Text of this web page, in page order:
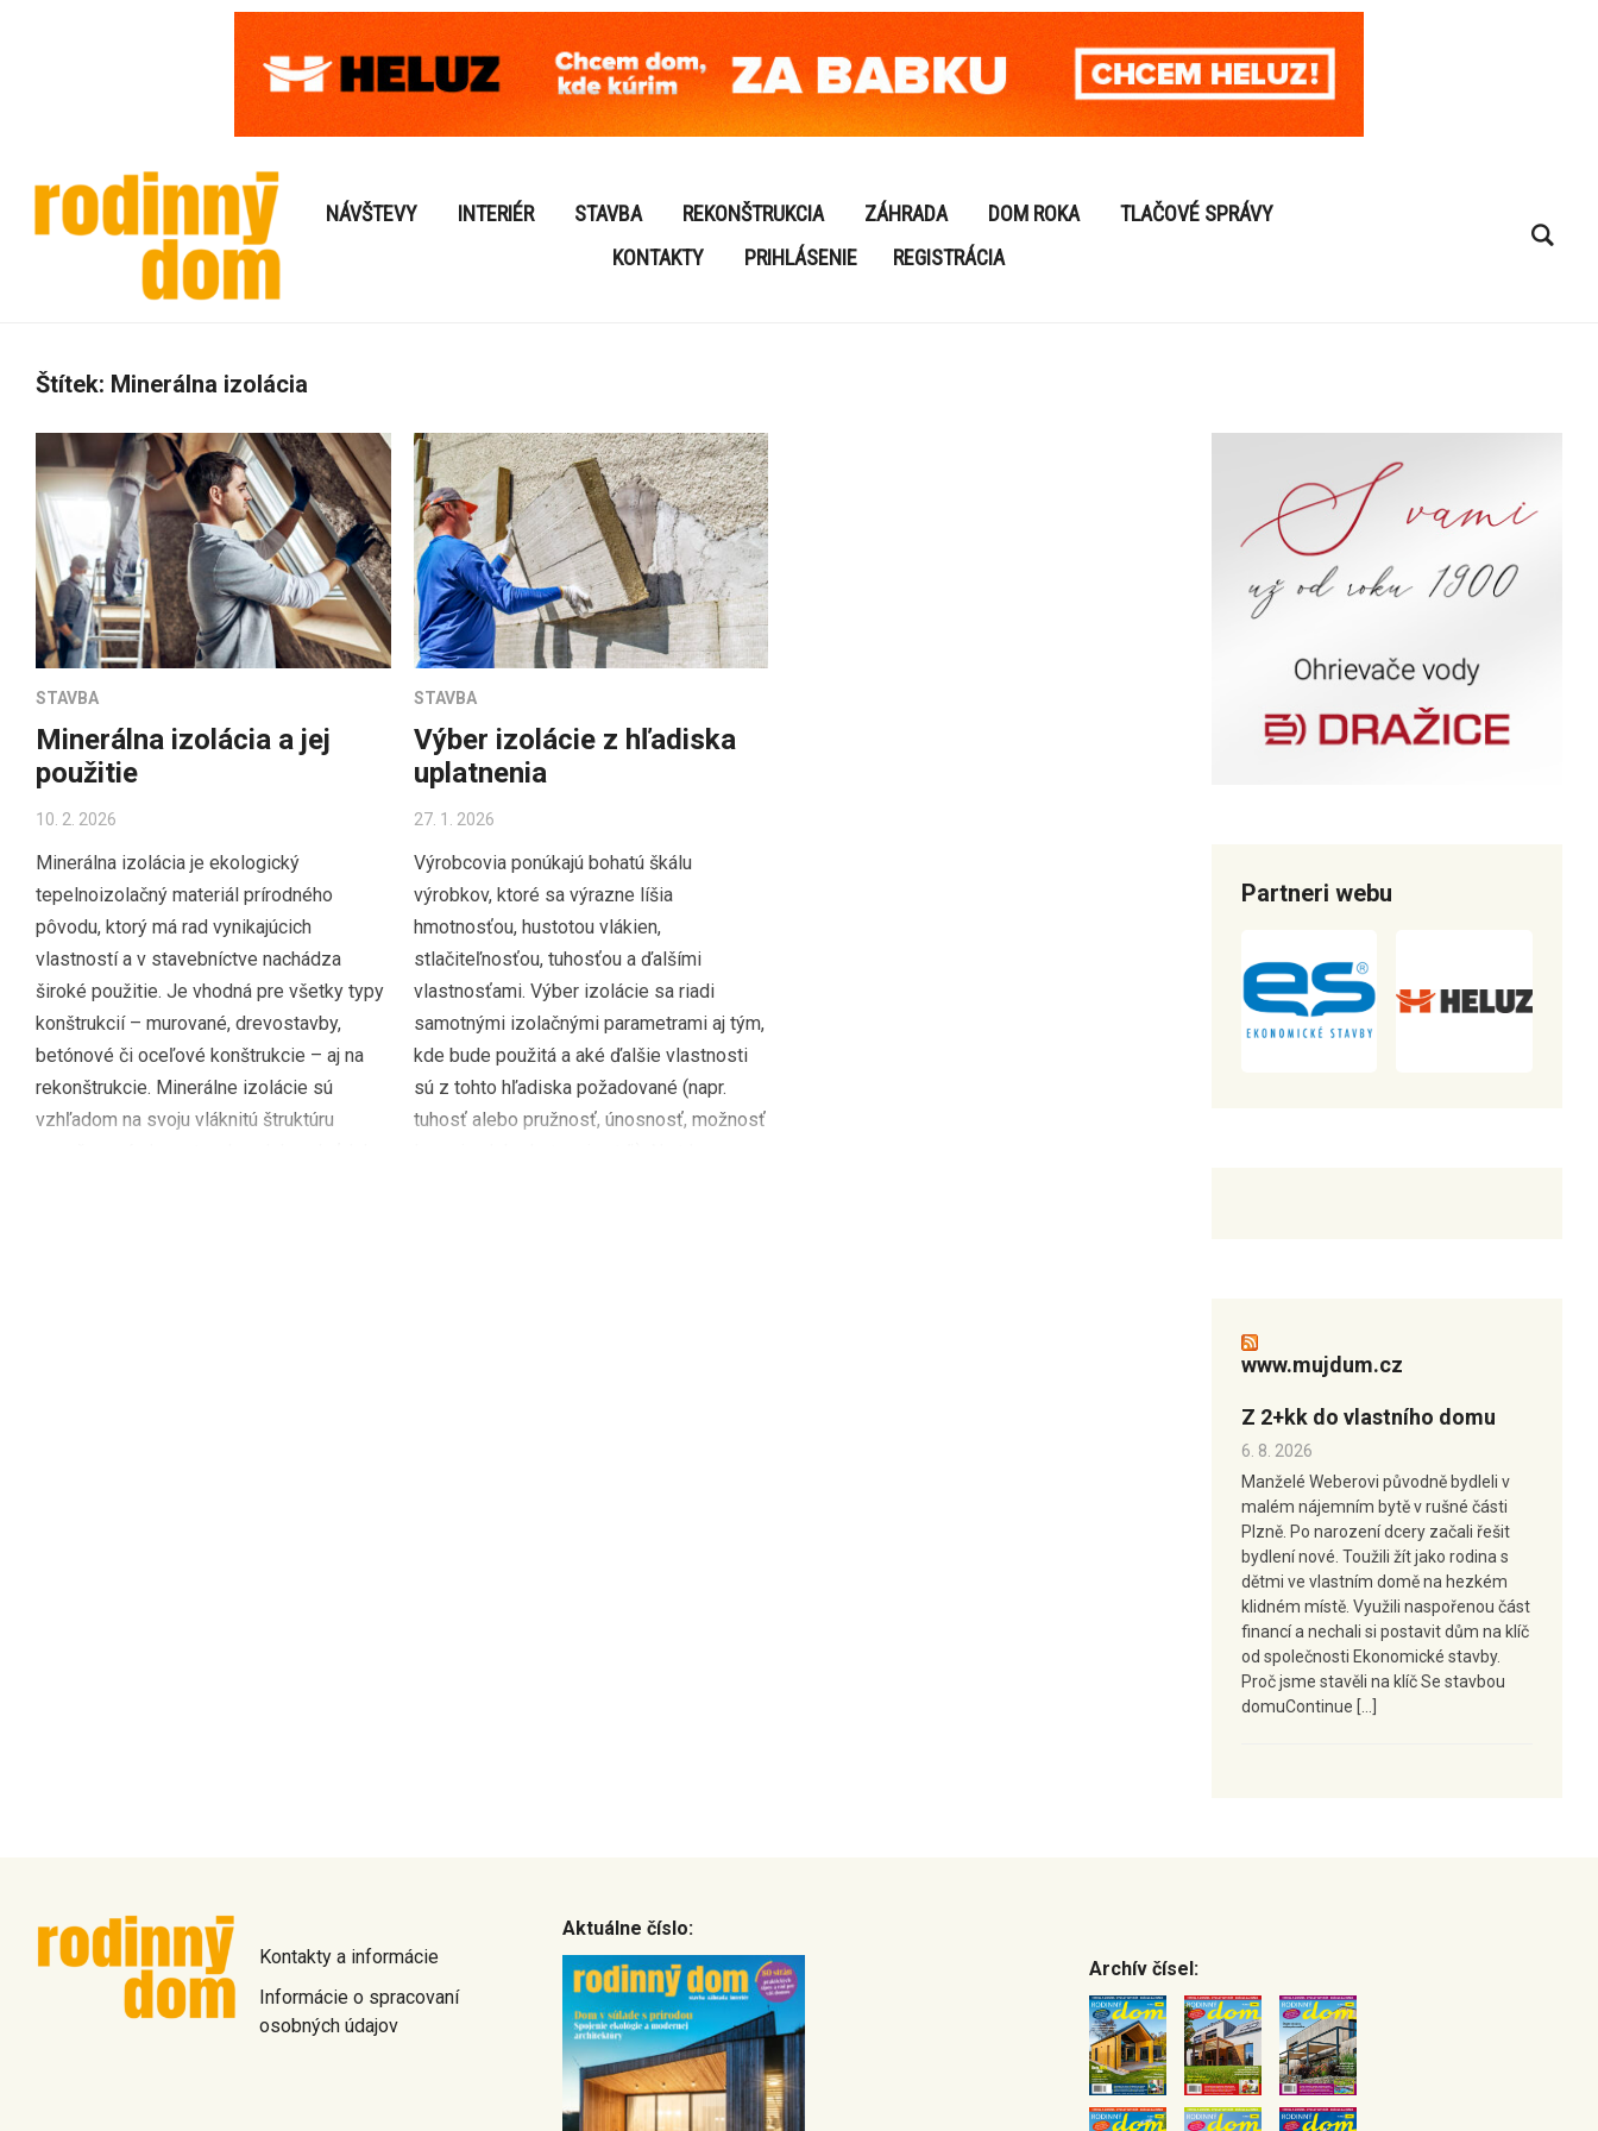
NÁVŠTEVY INTERIÉR STAVBA REKONŠTRUKCIA ZÁHRADA DOM ROKA
TLAČOVÉ SPRÁVY
KONTAKTY
PRIHLÁSENIE REGISTRÁCIA
Štítek: Minerálna izolácia
STAVBA
Minerálna izolácia a jej
použitie
10. 2. 2026
Minerálna izolácia je ekologický
tepelnoizolačný materiál prírodného
pôvodu, ktorý má rad vynikajúcich
vlastností a v stavebníctve nachádza
široké použitie. Je vhodná pre všetky typy
konštrukcií – murované, drevostavby,
betónové či oceľové konštrukcie – aj na
rekonštrukcie. Minerálne izolácie sú
vzhľadom na svoju vláknitú štruktúru
STAVBA
Výber izolácie z hľadiska
uplatnenia
27. 1. 2026
Výrobcovia ponúkajú bohatú škálu
výrobkov, ktoré sa výrazne líšia
hmotnosťou, hustotou vlákien,
stlačiteľnosťou, tuhosťou a ďalšími
vlastnosťami. Výber izolácie sa riadi
samotnými izolačnými parametrami aj tým,
kde bude použitá a aké ďalšie vlastnosti
sú z tohto hľadiska požadované (napr.
tuhosť alebo pružnosť, únosnosť, možnosť
Partneri webu
www.mujdum.cz
Z 2+kk do vlastního domu
6. 8. 2026
Manželé Weberovi původně bydleli v
malém nájemním bytě v rušné části
Plzně. Po narození dcery začali řešit
bydlení nové. Toužili žít jako rodina s
dětmi ve vlastním domě na hezkém
klidném místě. Využili naspořenou část
financí a nechali si postavit dům na klíč
od společnosti Ekonomické stavby.
Proč jsme stavěli na klíč Se stavbou
domuContinue […]
Kontakty a informácie
Informácie o spracovaní
osobných údajov
Aktuálne číslo:
Archív čísel: